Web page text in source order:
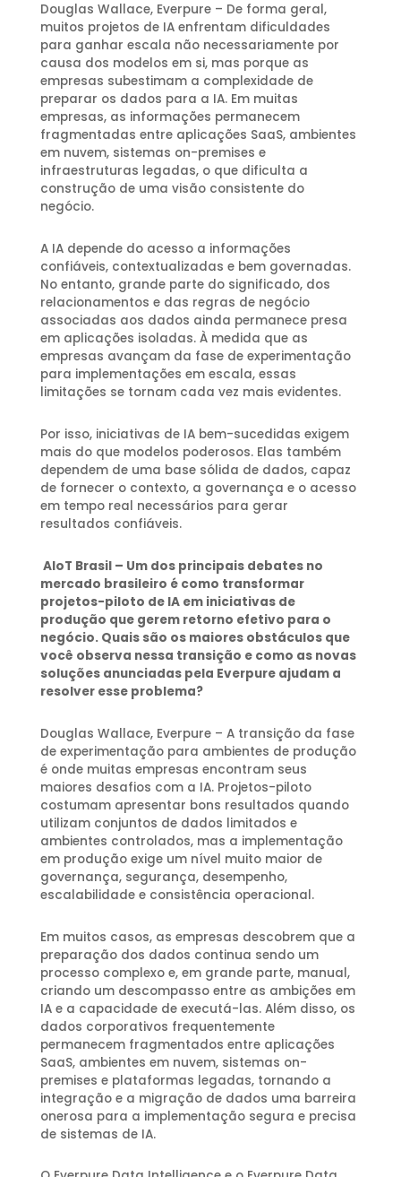
Douglas Wallace, Everpure – De forma geral,
muitos projetos de IA enfrentam dificuldades
para ganhar escala não necessariamente por
causa dos modelos em si, mas porque as
empresas subestimam a complexidade de
preparar os dados para a IA. Em muitas
empresas, as informações permanecem
fragmentadas entre aplicações SaaS, ambientes
em nuvem, sistemas on-premises e
infraestruturas legadas, o que dificulta a
construção de uma visão consistente do
negócio.
A IA depende do acesso a informações
confiáveis, contextualizadas e bem governadas.
No entanto, grande parte do significado, dos
relacionamentos e das regras de negócio
associadas aos dados ainda permanece presa
em aplicações isoladas. À medida que as
empresas avançam da fase de experimentação
para implementações em escala, essas
limitações se tornam cada vez mais evidentes.
Por isso, iniciativas de IA bem-sucedidas exigem
mais do que modelos poderosos. Elas também
dependem de uma base sólida de dados, capaz
de fornecer o contexto, a governança e o acesso
em tempo real necessários para gerar
resultados confiáveis.
AIoT Brasil – Um dos principais debates no
mercado brasileiro é como transformar
projetos-piloto de IA em iniciativas de
produção que gerem retorno efetivo para o
negócio. Quais são os maiores obstáculos que
você observa nessa transição e como as novas
soluções anunciadas pela Everpure ajudam a
resolver esse problema?
Douglas Wallace, Everpure – A transição da fase
de experimentação para ambientes de produção
é onde muitas empresas encontram seus
maiores desafios com a IA. Projetos-piloto
costumam apresentar bons resultados quando
utilizam conjuntos de dados limitados e
ambientes controlados, mas a implementação
em produção exige um nível muito maior de
governança, segurança, desempenho,
escalabilidade e consistência operacional.
Em muitos casos, as empresas descobrem que a
preparação dos dados continua sendo um
processo complexo e, em grande parte, manual,
criando um descompasso entre as ambições em
IA e a capacidade de executá-las. Além disso, os
dados corporativos frequentemente
permanecem fragmentados entre aplicações
SaaS, ambientes em nuvem, sistemas on-
premises e plataformas legadas, tornando a
integração e a migração de dados uma barreira
onerosa para a implementação segura e precisa
de sistemas de IA.